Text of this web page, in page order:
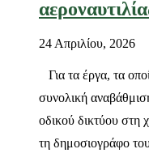
24 Απριλίου, 2026
Για τα έργα, τα
συνολική
οδικού δικτύου
τη δημοσιογράφο